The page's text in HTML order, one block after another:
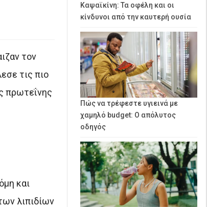
τον
τις πιο
πρωτεΐνης
και
λιπιδίων
Καψαϊκίνη: Τα οφέλη και οι
κίνδυνοι από την καυτερή ουσία
Πώς να τρέφεστε υγιεινά με
χαμηλό budget: Ο απόλυτος
οδηγός